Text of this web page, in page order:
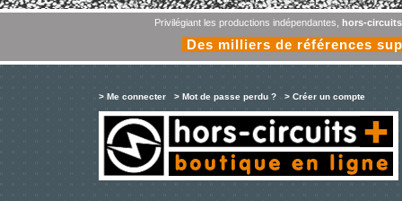
Privilégiant les productions indépendantes, hors-
Des milliers de références
> Me connecter > Mot de passe perdu ? > Créer un compte